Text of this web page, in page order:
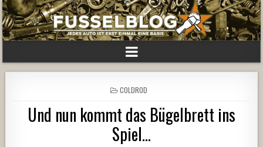
POSTED
IN
COLDROD
Und nun kommt das Bügelbrett ins
Spiel…